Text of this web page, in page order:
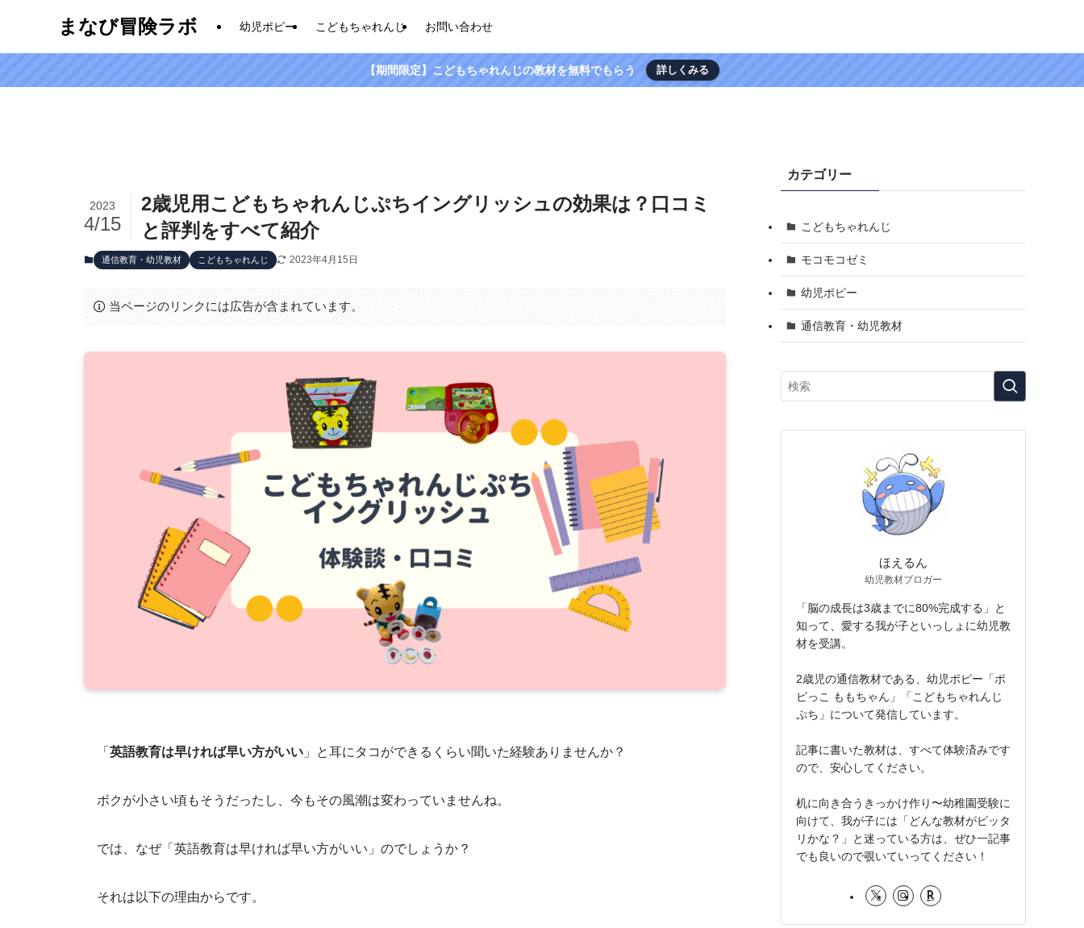
まなび冒険ラボ 幼児ポピー こどもちゃれんじ お問い合わせ
【期間限定】こどもちゃれんじの教材を無料でもらう 詳しくみる
2歳児用こどもちゃれんじぷちイングリッシュの効果は？口コミ
と評判をすべて紹介
2023
4/15
通信教育・幼児教材 こどもちゃれんじ 2023年4月15日
当ページのリンクには広告が含まれています。
「 英語教育は早ければ早い方がいい 」と耳にタコができるくらい聞いた経験ありませんか？
ボクが小さい頃もそうだったし、今もその風潮は変わっていませんね。
では、なぜ「英語教育は早ければ早い方がいい」のでしょうか？
それは以下の理由からです。
カテゴリー
こどもちゃれんじ
モコモコゼミ
幼児ポピー
通信教育・幼児教材
ほえるん
幼児教材ブロガー
「脳の成長は3歳までに80%完成する」と
知って、愛する我が子といっしょに幼児教
材を受講。
2歳児の通信教材である、幼児ポピー「ポ
ピっこ ももちゃん」「こどもちゃれんじ
ぷち」について発信しています。
記事に書いた教材は、すべて体験済みです
ので、安心してください。
机に向き合うきっかけ作り〜幼稚園受験に
向けて、我が子には「どんな教材がピッタ
リかな？」と迷っている方は、ぜひ一記事
でも良いので覗いていってください！